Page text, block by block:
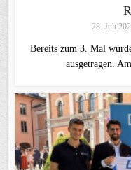
28. Juli
Bereits zum 3. Mal
ausgetragen.